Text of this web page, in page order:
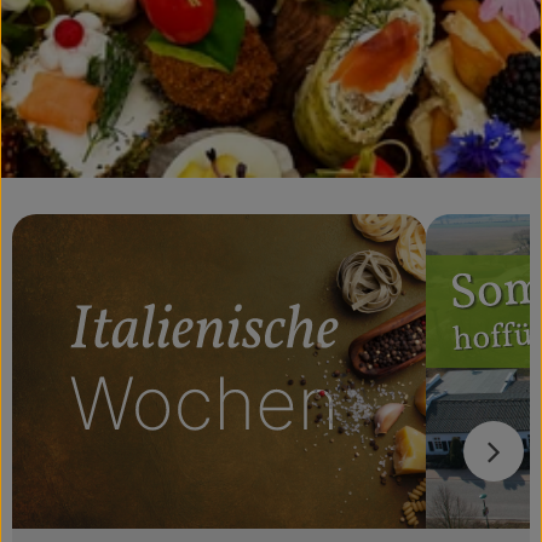
Obst & Gemüse
Getränke
Vorratskammer
Haushalt
Der Betrieb